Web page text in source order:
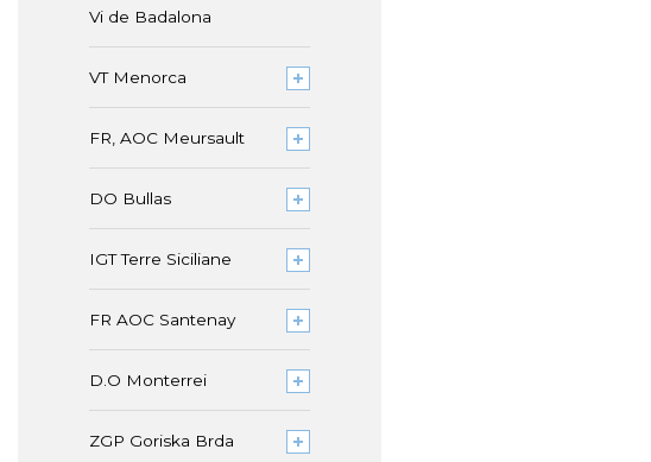
Vi de Badalona
VT Menorca
FR, AOC Meursault
DO Bullas
IGT Terre Siciliane
FR AOC Santenay
D.O Monterrei
ZGP Goriska Brda